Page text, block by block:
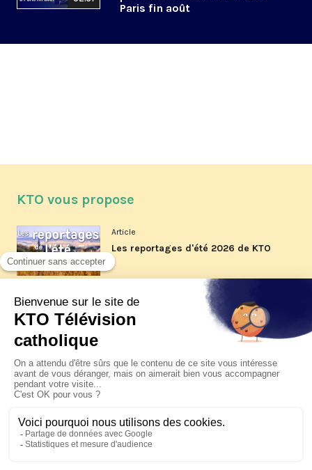
Paris fin août
KTO vous propose
Article
Les reportages d'été 2026 de KTO
Article
La visite pastorale du pape Léon
XIV à Assise à suivre sur KTO le
Article
Le pape en Uruguay, Argentine et